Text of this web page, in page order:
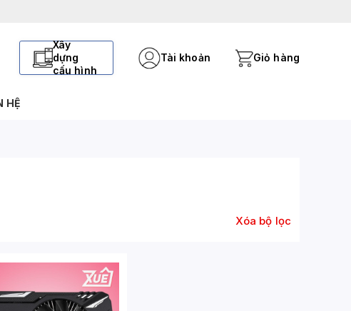
Xây
dựng
cấu hình
Tài khoản Giỏ hàng
HỆ
Xóa bộ lọc